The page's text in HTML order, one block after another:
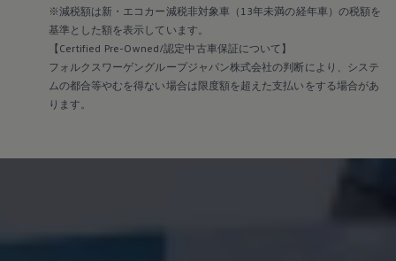
※減税額は新・エコカー減税非対象車（13年未満の経年車）の税額を
基準とした額を表示しています。
【Certified Pre-Owned/認定中古車保証について】
フォルクスワーゲングループジャパン株式会社の判断により、システ
ムの都合等やむを得ない場合は限度額を超えた支払いをする場合があ
ります。